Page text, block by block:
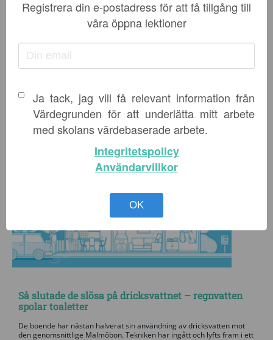
KAMRATSKAP OCH TRYGGHET
LÄS MER
Så slutade de slösa på dricksvattnet – regnvatten
spolar toaletter
De boende har nästan halverat sin användning av dricksvatten mot
den genomsnittlige Malmöbon. Tekniken har ingått och lyfts fram i ett
Registrera din e-postadress för att få tillgång till
våra öppna lektioner
Ja tack, jag vill få relevant information från
Värdegrunden för att underlätta mitt arbete
med skolans värdebaserade arbete.
Integritetspolicy
Användarvillkor
OK